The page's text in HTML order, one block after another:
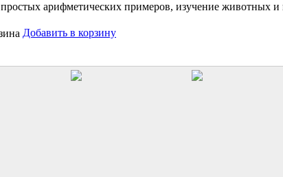
арифметических примеров, изучение животных и
Добавить в корзину